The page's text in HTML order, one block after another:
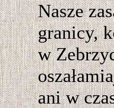
Nasze
granicy,
w
ani w